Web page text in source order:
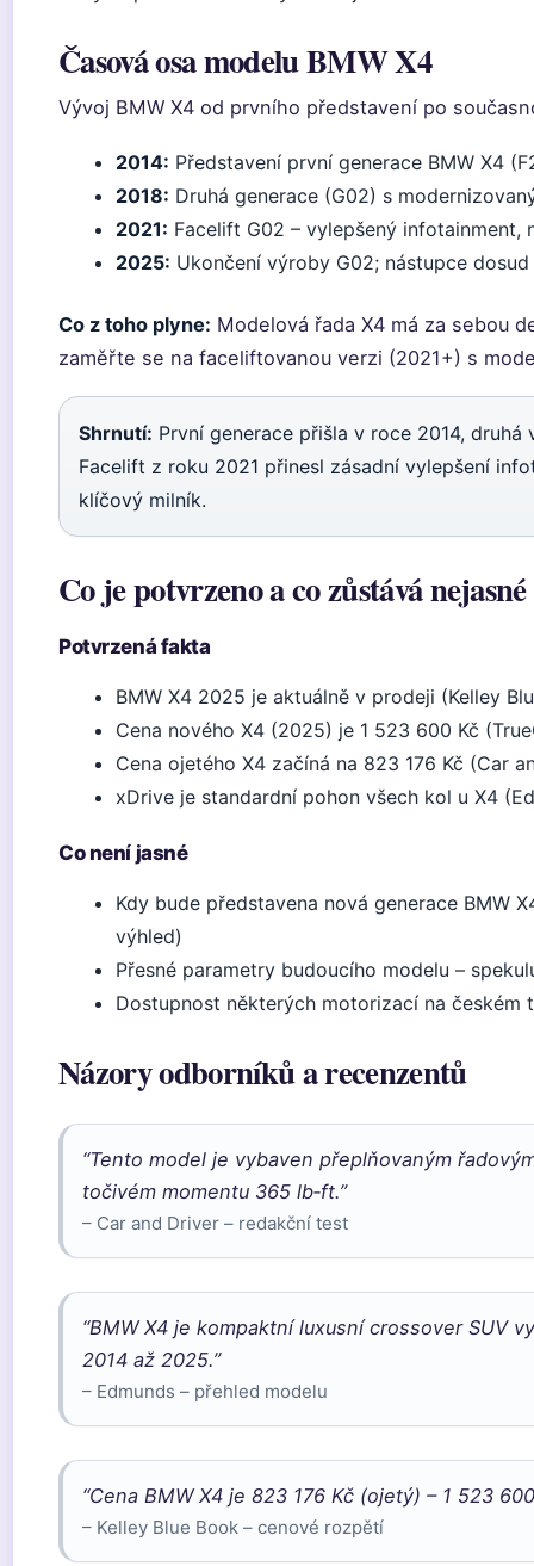
Časová osa modelu BMW X4
Vývoj BMW X4 od prvního představení po
2014: Představení první generace BMW X4
2018: Druhá generace (G02) s
2021: Facelift G02 – vylepšený infotainment,
2025: Ukončení výroby G02; nástupce dosud
Co z toho plyne: Modelová řada X4 má za sebou
zaměřte se na faceliftovanou verzi (2021+) s
Shrnutí: První generace přišla v roce 2014,
Facelift z roku 2021 přinesl zásadní vylepšení
klíčový milník.
Co je potvrzeno a co zůstává nejasné
Potvrzená fakta
BMW X4 2025 je aktuálně v prodeji (Kelley
Cena nového X4 (2025) je 1 523 600 Kč
Cena ojetého X4 začíná na 823 176 Kč (Car
xDrive je standardní pohon všech kol u X4
Co není jasné
Kdy bude představena nová generace BMW
výhled)
Přesné parametry budoucího modelu –
Dostupnost některých motorizací na českém
Názory odborníků a recenzentů
“Tento model je vybaven přeplňovaným
točivém momentu 365 lb‑ft.”
– Car and Driver – redakční test
“BMW X4 je kompaktní luxusní crossover SUV
2014 až 2025.”
– Edmunds – přehled modelu
“Cena BMW X4 je 823 176 Kč (ojetý) – 1 523
– Kelley Blue Book – cenové rozpětí